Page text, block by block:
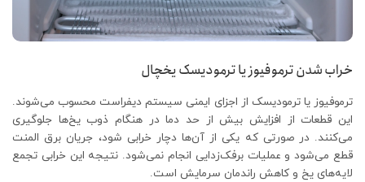
خراب شدن ترموفیوز یا ترمودیسک یخچال
ترموفیوز یا ترمودیسک از اجزای ایمنی سیستم دیفراست محسوب می‌شوند.
این قطعات از افزایش بیش از حد دما در هنگام ذوب یخ‌ها جلوگیری
می‌کنند. در صورتی که یکی از آن‌ها دچار خرابی شود، جریان برق المنت
قطع می‌شود و عملیات برفک‌زدایی انجام نمی‌شود. نتیجه این خرابی تجمع
لایه‌های یخ و کاهش راندمان سرمایش است.